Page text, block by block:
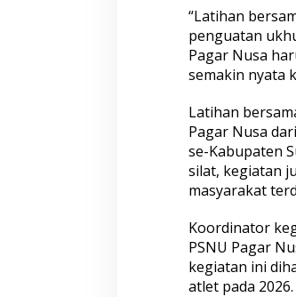
“Latihan
penguatan
Pagar Nusa
semakin nyata
Latihan
Pagar Nusa
se-Kabupaten
silat, kegiatan
masyarakat
Koordinator
PSNU Pagar
kegiatan ini
atlet pada 2026.